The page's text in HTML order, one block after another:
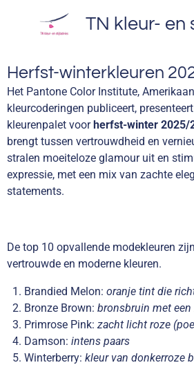
de
hoofdinhoud
TN kleur- en
Herfst-winterkleuren
Het Pantone Color Institute,
kleurcoderingen publiceert,
kleurenpalet voorherfst-winter 2025/
brengt tussen vertrouwdheid en
stralen moeiteloze glamour uit en
expressie, met een mix van zachte
statements.
De top 10 opvallende modekleuren
vertrouwde en moderne kleuren.
Brandied Melon: oranje tint die
Bronze Brown: bronsbruin met
Primrose Pink: zacht licht roze
Damson: intens paars
Winterberry: kleur van donkerroze